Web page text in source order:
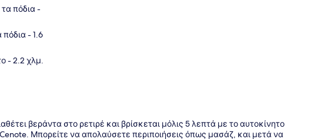
πόδια-
πόδια- 1.6
- 2.2 χλμ.
βεράντα στο ρετιρέ και βρίσκεται μόλις 5 λεπτά με το αυτοκίνητο
Μπορείτε να απολαύσετε περιποιήσεις όπως μασάζ, και μετά να